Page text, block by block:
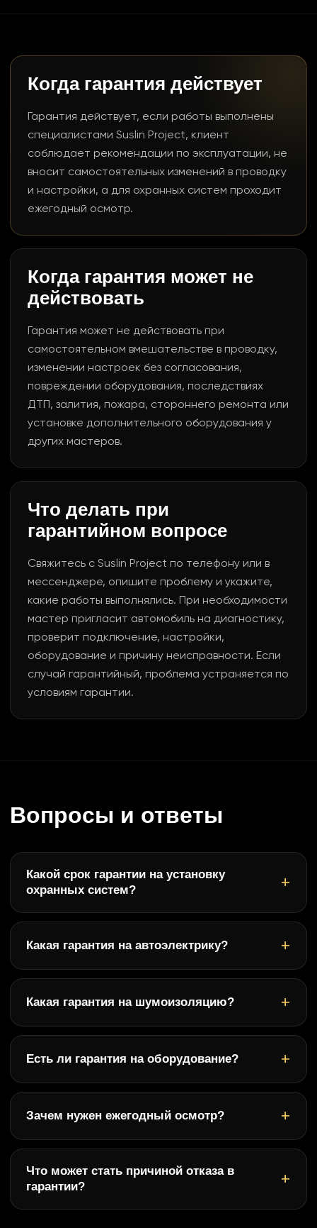
Когда гарантия действует
Гарантия действует, если работы выполнены
специалистами Suslin Project, клиент
соблюдает рекомендации по эксплуатации, не
вносит самостоятельных изменений в проводку
и настройки, а для охранных систем проходит
ежегодный осмотр.
Когда гарантия может не
действовать
Гарантия может не действовать при
самостоятельном вмешательстве в проводку,
изменении настроек без согласования,
повреждении оборудования, последствиях
ДТП, залития, пожара, стороннего ремонта или
установке дополнительного оборудования у
других мастеров.
Что делать при
гарантийном вопросе
Свяжитесь с Suslin Project по телефону или в
мессенджере, опишите проблему и укажите,
какие работы выполнялись. При необходимости
мастер пригласит автомобиль на диагностику,
проверит подключение, настройки,
оборудование и причину неисправности. Если
случай гарантийный, проблема устраняется по
условиям гарантии.
Вопросы и ответы
Какой срок гарантии на установку
охранных систем?
Какая гарантия на автоэлектрику?
Какая гарантия на шумоизоляцию?
Есть ли гарантия на оборудование?
Зачем нужен ежегодный осмотр?
Что может стать причиной отказа в
гарантии?